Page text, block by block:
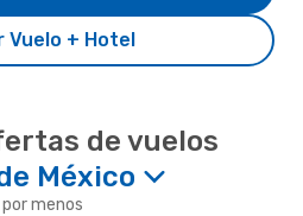
Vuelo + Hotel
de vuelos
México
menos